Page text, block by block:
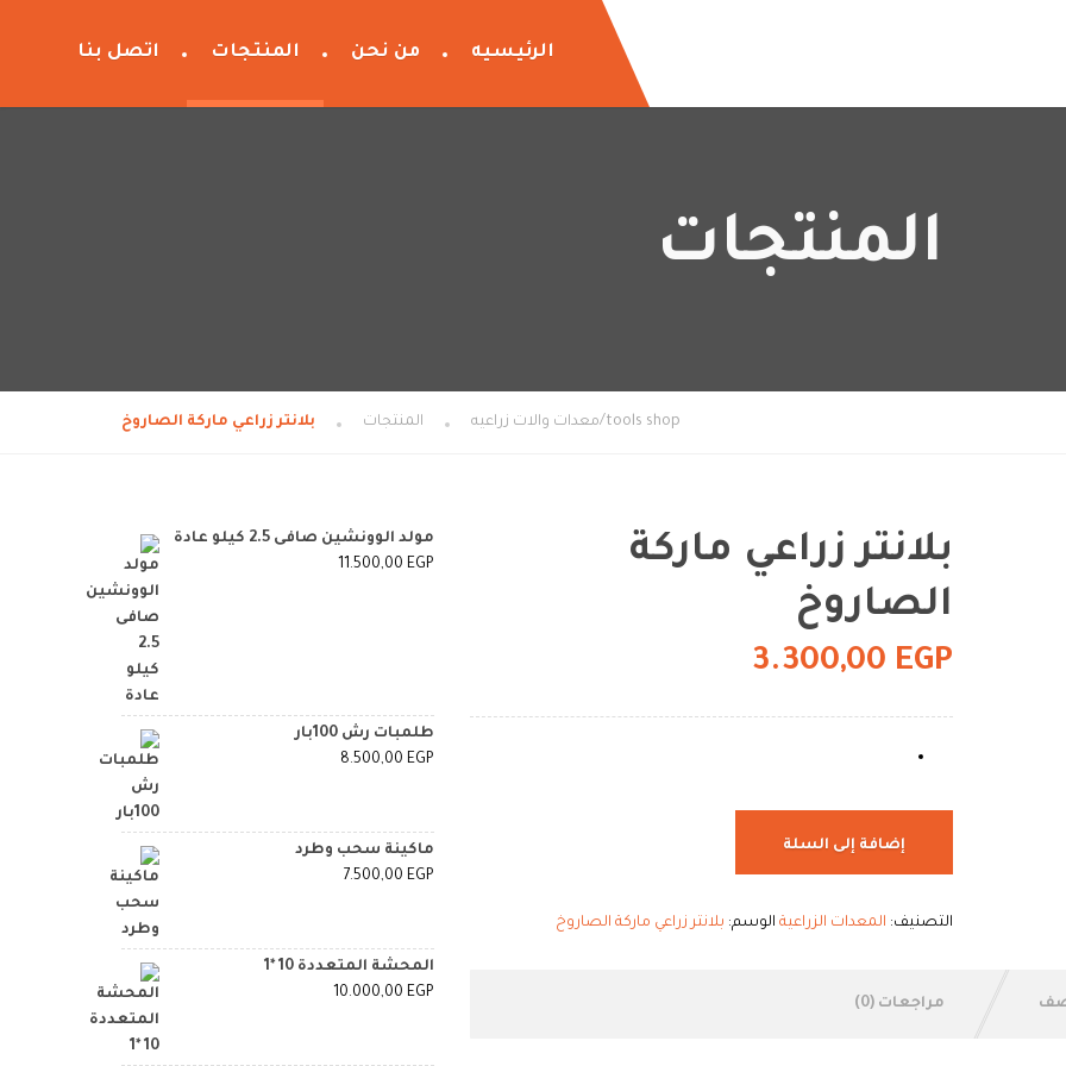
الرئيسيه من نحن المنتجات اتصل بنا
المنتجات
tools shop/معدات والات زراعيه المنتجات بلانتر زراعي ماركة الصاروخ
بلانتر زراعي ماركة
الصاروخ
3.300,00 EGP
إضافة إلى السلة
التصنيف: المعدات الزراعية الوسم: بلانتر زراعي ماركة الصاروخ
مراجعات (0)
مولد الوونشين صافى 2.5 كيلو عادة
11.500,00 EGP
طلمبات رش 100بار
8.500,00 EGP
ماكينة سحب وطرد
7.500,00 EGP
المحشة المتعددة 10 *1
10.000,00 EGP